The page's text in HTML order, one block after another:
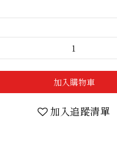
加入購物車
加入追蹤清單